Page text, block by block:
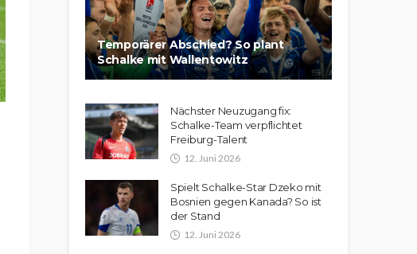
Temporärer Abschied? So plant
Schalke mit Wallentowitz
Nächster Neuzugang fix:
Schalke-Team verpflichtet
Freiburg-Talent
12. Juni 2026
Spielt Schalke-Star Dzeko mit
Bosnien gegen Kanada? So ist
der Stand
12. Juni 2026